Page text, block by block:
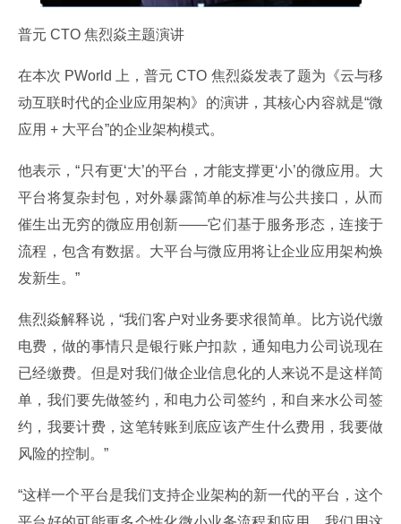
普元 CTO 焦烈焱主题演讲
在本次 PWorld 上，普元 CTO 焦烈焱发表了题为《云与移
动互联时代的企业应用架构》的演讲，其核心内容就是“微
应用 + 大平台”的企业架构模式。
他表示，“只有更‘大’的平台，才能支撑更‘小’的微应用。大
平台将复杂封包，对外暴露简单的标准与公共接口，从而
催生出无穷的微应用创新——它们基于服务形态，连接于
流程，包含有数据。大平台与微应用将让企业应用架构焕
发新生。”
焦烈焱解释说，“我们客户对业务要求很简单。比方说代缴
电费，做的事情只是银行账户扣款，通知电力公司说现在
已经缴费。但是对我们做企业信息化的人来说不是这样简
单，我们要先做签约，和电力公司签约，和自来水公司签
约，我要计费，这笔转账到底应该产生什么费用，我要做
风险的控制。”
“这样一个平台是我们支持企业架构的新一代的平台，这个